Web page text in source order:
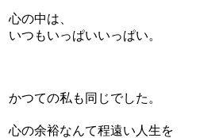
心の中は、
いつもいっぱいいっぱい。
かつての私も同じでした。
心の余裕なんて程遠い人生を